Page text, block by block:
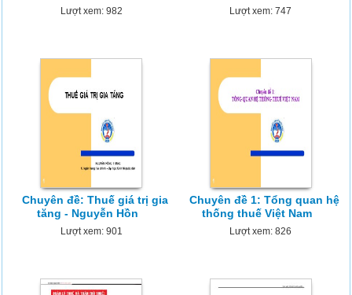
Lượt xem: 982 Lượt xem: 747
Chuyên đề: Thuế giá trị gia
tăng - Nguyễn Hồn
Lượt xem: 901
Chuyên đề 1: Tổng quan hệ
thống thuế Việt Nam
Lượt xem: 826